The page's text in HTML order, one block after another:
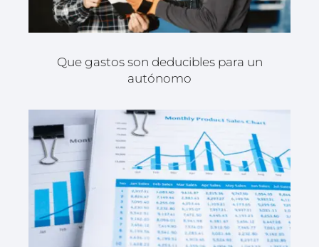
Que gastos son deducibles para un
autónomo